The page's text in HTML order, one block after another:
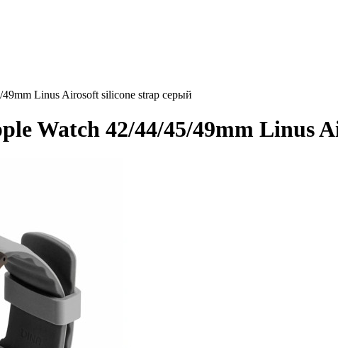
Linus Airosoft silicone strap серый
Watch 42/44/45/49mm Linus